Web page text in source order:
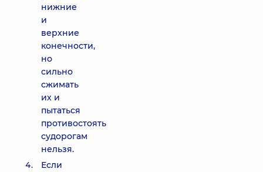
нижние
и
верхние
конечности,
но
сильно
сжимать
их и
пытаться
противостоять
судорогам
нельзя.
Если